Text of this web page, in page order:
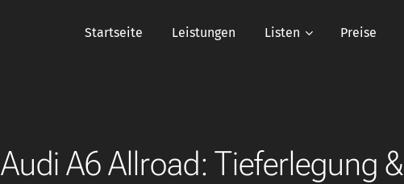
Startseite Leistungen Listen Preise
Audi A6 Allroad: Tieferlegung &